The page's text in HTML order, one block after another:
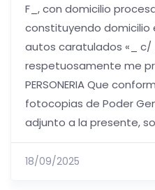
F_, con domicilio
constituyendo domicilio
autos caratulados «_ c/
respetuosamente me
PERSONERIA Que
fotocopias de Poder
adjunto a la presente,
18/09/2025